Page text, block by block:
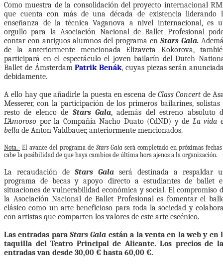
Como muestra de la consolidación del proyecto internacional
que cuenta con más de una década de existencia liderando
enseñanza de la técnica Vaganova a nivel internacional, es
orgullo para la Asociación Nacional de Ballet Profesional
contar con antiguos alumnos del programa en Stars Gala.
de la anteriormente mencionada Elizaveta Kokorova,
participará en el espectáculo el joven bailarín del Dutch
Ballet de ÁmsterdamPatrik Benák, cuyas piezas serán
debidamente.
A ello hay que añadirle la puesta en escena deClass Concertde
Messerer, con la participación de los primeros bailarines, solistas
resto de elenco de Stars Gala, además del estreno absoluto
L’Amoroso por la Compañía Nacho Duato (CdND) y de La vida
bella de Anton Valdbauer, anteriormente mencionados.
Nota.- El avance del programa de Stars Gala será completado en próximas
cabe la posibilidad de que haya cambios de última hora ajenos a la organización.
La recaudación de Stars Gala será destinada a respaldar
programa de becas y apoyo directo a estudiantes de ballet
situaciones de vulnerabilidad económica y social. El compromiso
la Asociación Nacional de Ballet Profesional es fomentar el
clásico como un arte beneficioso para toda la sociedad y
con artistas que comparten los valores de este arte escénico.
Las entradas paraStars Gala están a la venta en la web y en
taquilla del Teatro Principal de Alicante. Los precios de
entradas van desde 30,00 € hasta 60,00 €.